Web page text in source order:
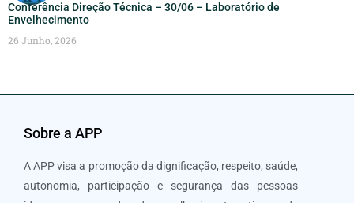
Conferência Direção Técnica – 30/06 – Laboratório de
Envelhecimento
26 Junho, 2026
Sobre a APP
A APP visa a promoção da dignificação, respeito, saúde,
autonomia, participação e segurança das pessoas